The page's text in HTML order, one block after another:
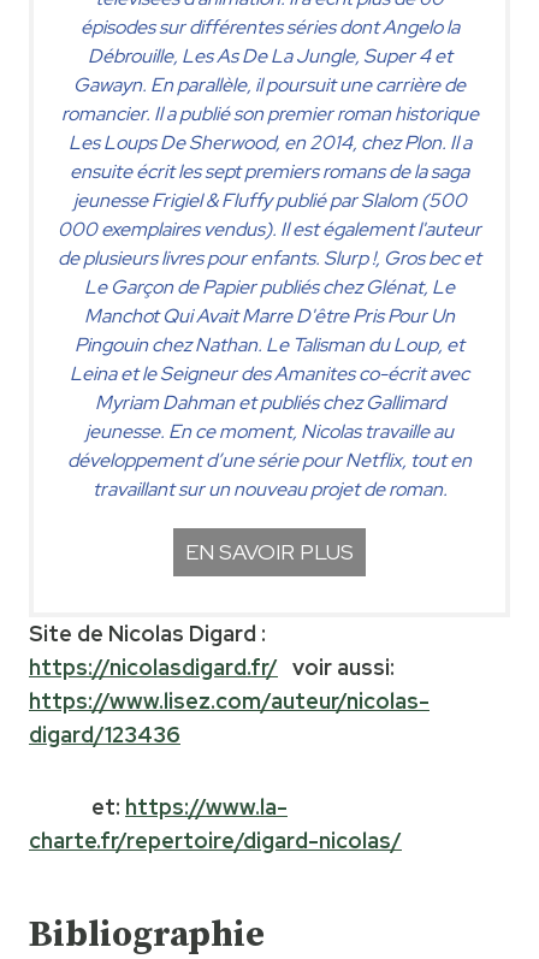
épisodes sur différentes séries dont Angelo la
Débrouille, Les As De La Jungle, Super 4 et
Gawayn. En parallèle, il poursuit une carrière de
romancier. Il a publié son premier roman historique
Les Loups De Sherwood, en 2014, chez Plon. Il a
ensuite écrit les sept premiers romans de la saga
jeunesse Frigiel & Fluffy publié par Slalom (500
000 exemplaires vendus). Il est également l'auteur
de plusieurs livres pour enfants. Slurp !, Gros bec et
Le Garçon de Papier publiés chez Glénat, Le
Manchot Qui Avait Marre D'être Pris Pour Un
Pingouin chez Nathan. Le Talisman du Loup, et
Leina et le Seigneur des Amanites co-écrit avec
Myriam Dahman et publiés chez Gallimard
jeunesse. En ce moment, Nicolas travaille au
développement d’une série pour Netflix, tout en
travaillant sur un nouveau projet de roman.
EN SAVOIR PLUS
Site de Nicolas Digard :
https://nicolasdigard.fr/ voir aussi:
https://www.lisez.com/auteur/nicolas-
digard/123436
et: https://www.la-
charte.fr/repertoire/digard-nicolas/
Bibliographie